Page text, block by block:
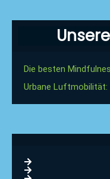
Die besten
Urbane